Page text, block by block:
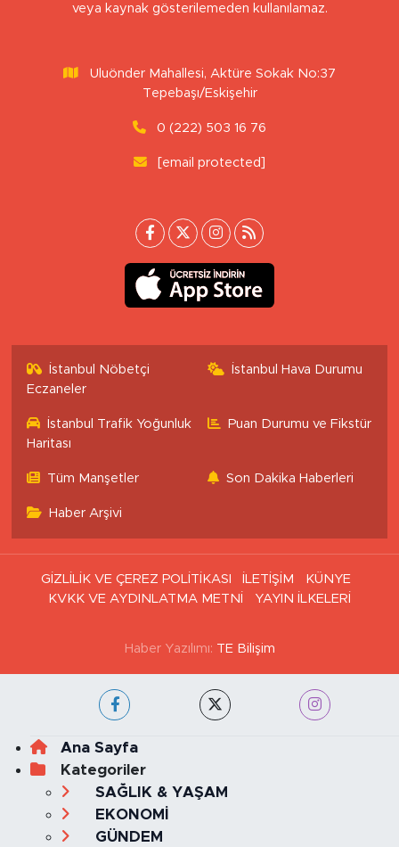
veya kaynak gösterilemeden kullanılamaz.
Uluönder Mahallesi, Aktüre Sokak No:37
Tepebaşı/Eskişehir
0 (222) 503 16 76
[email protected]
İstanbul Nöbetçi
Eczaneler
İstanbul Hava Durumu
İstanbul Trafik Yoğunluk
Haritası
Puan Durumu ve Fikstür
Tüm Manşetler Son Dakika Haberleri
Haber Arşivi
GİZLİLİK VE ÇEREZ POLİTİKASI İLETİŞİM
KÜNYE
KVKK VE AYDINLATMA METNİ
YAYIN İLKELERİ
Haber Yazılımı: TE Bilişim
Ana Sayfa
Kategoriler
SAĞLIK & YAŞAM
EKONOMİ
GÜNDEM